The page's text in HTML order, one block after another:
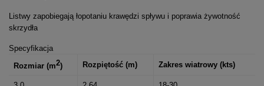
Listwy zapobiegają łopotaniu krawędzi spływu i poprawia żywotność
skrzydła
Specyfikacja
Rozmiar (m2) Rozpiętość (m) Zakres wiatrowy (kts)